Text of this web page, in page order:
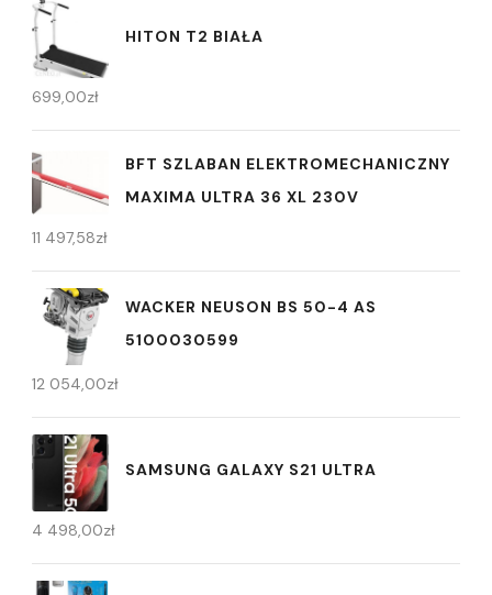
HITON T2 BIAŁA
699,00zł
BFT SZLABAN ELEKTROMECHANICZNY
MAXIMA ULTRA 36 XL 230V
11 497,58zł
WACKER NEUSON BS 50-4 AS
5100030599
12 054,00zł
SAMSUNG GALAXY S21 ULTRA
4 498,00zł